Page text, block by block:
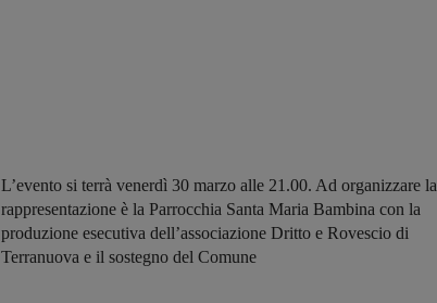
L’evento si terrà venerdì 30 marzo alle 21.00. Ad organizzare la
rappresentazione è la Parrocchia Santa Maria Bambina con la
produzione esecutiva dell’associazione Dritto e Rovescio di
Terranuova e il sostegno del Comune